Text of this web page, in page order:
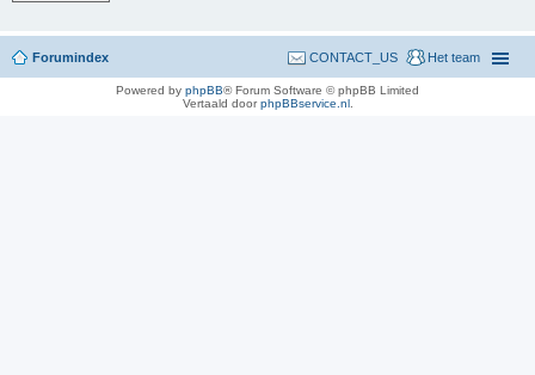
Forumindex Het team
CONTACT_US
Powered by phpBB® Forum Software © phpBB Limited
Vertaald doorphpBBservice.nl.